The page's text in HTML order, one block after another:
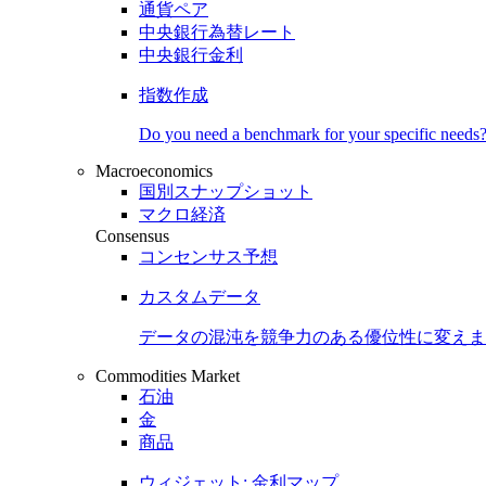
通貨ペア
中央銀行為替レート
中央銀行金利
指数作成
Do you need a benchmark for your specific needs?
Macroeconomics
国別スナップショット
マクロ経済
Consensus
コンセンサス予想
カスタムデータ
データの混沌を競争力のある優位性に変え
Commodities Market
石油
金
商品
ウィジェット: 金利マップ